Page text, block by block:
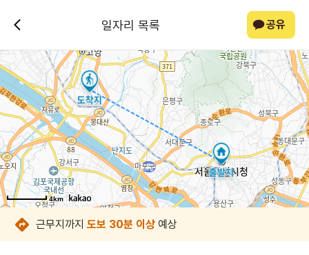
일자리 목록 공유
4km
4km
4km
4km
4km
4km
4km
4km
근무지까지 도보 30분 이상 예상